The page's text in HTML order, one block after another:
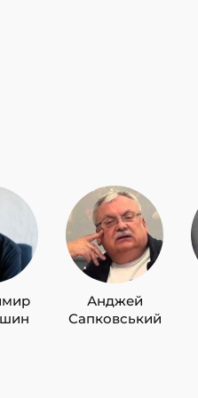
Анджей
Сапковський